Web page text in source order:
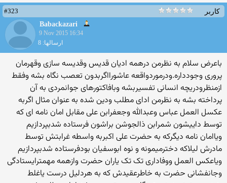
کاربر
#323
Babackazari
9 Nov 2015 16:34
ارسالها: 8
باعرض سلام به نظرمن درهمه ادیان قدیس وقدیسه سازی وقهرمان
پروری وجودداره.ودرموردواقعه عاشورااگربدون تعصب نگاه بشه وفقط
ازمنظرودریچه انسانی تفسیربشه وبافاکتورهای جوانمردی به آن
پرداخته بشه به نظرمن ادای مطلب ودین شده به عنوان مثال اگربه
عکسل العمل عباس وعبدالله وجعفرابن علی مقابل امان نامه ای که
توسط داییشون شمرابن ذالجوشن براشون فرستاده شدبپردازیم
ویاامان نامه دیگرکه به حضرت علی اکبربه واسطه غرابتش توسط
مادرش لیلاکه دخترمیمونه و نوه ابوسفیان بودفرستاده شدبپردازیم
ویاعکس العمل ووفاداری تک تک یاران حضرت وازهمه مهمترایستادگی
وجانفشانی حضرت به خاطرعقیدش که به هردلیل درست یاغلط